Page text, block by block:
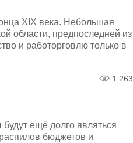
ХIХ века. Небольшая
области, предпоследней из
и работорговлю только в
1 263
ещё долго являться
бюджетов и